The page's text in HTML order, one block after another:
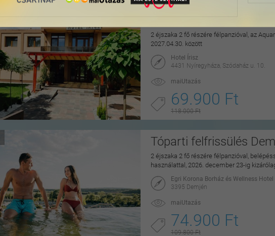
Pihentető napok
2 éjszaka 2 fő részére félpanzióval, az
2027.04.30. között
Hotel Írisz
4431 Nyíregyháza, Szódaház u. 10.
maiUtazás
69.900 Ft
118.000 Ft
Tóparti felfrissülés
2 éjszaka 2 fő részére félpanzióval,
használattal, 2026. december 23-ig
Egri Korona Borház és Wellness Hotel
3395 Demjén
maiUtazás
74.900 Ft
109.800 Ft